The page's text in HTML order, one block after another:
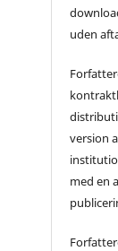
uden
version
med en